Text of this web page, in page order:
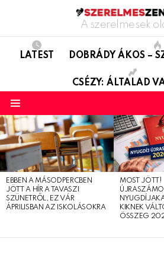
A szerelmesek
LATEST DOBRÁDY ÁKOS –
CSÉZY: ÁLTALAD
LATEST
STORIES
EBBEN A MÁSODPERCBEN
JÖTT A HÍR A TAVASZI
SZÜNETRŐL, EZ VÁR
ÁPRILISBAN AZ ISKOLÁSOKRA
MOST JÖTT!
KIKNEK
ÖSSZEG